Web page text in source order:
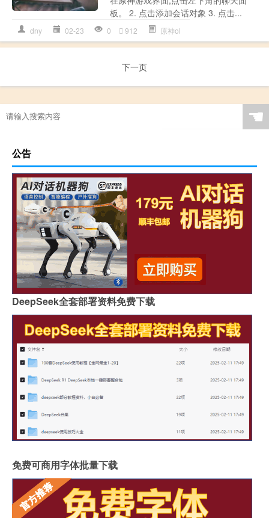
板。 2. 点击添加会话对象 3. 点击...
dny 02-23 0 912 原神ol
下一页
☚
公告
DeepSeek全套部署资料免费下载
免费可商用字体批量下载